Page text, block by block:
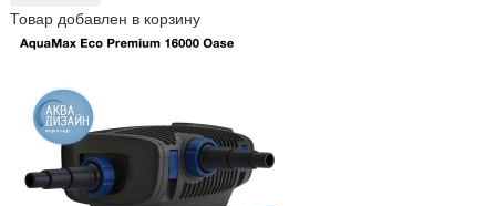
Товар добавлен в корзину